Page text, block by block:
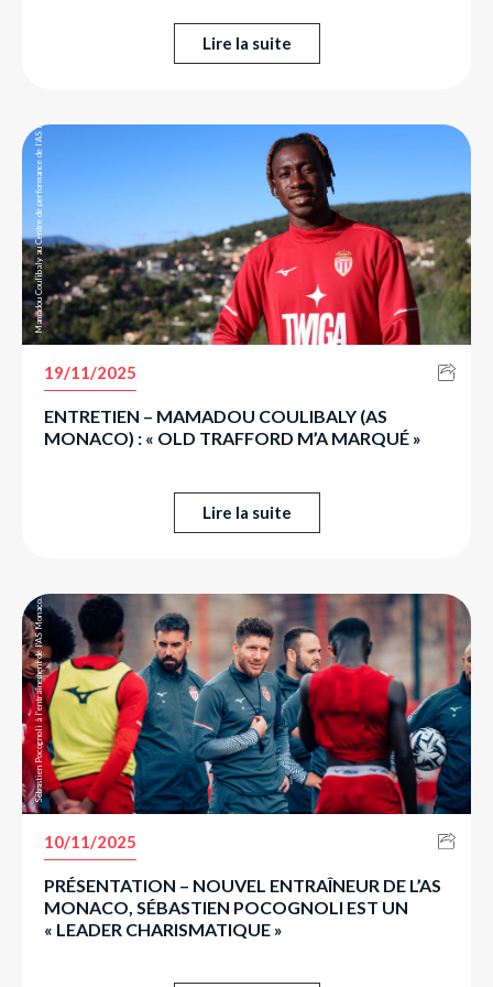
Lire la suite
Mamadou Coulibaly au Centre de performance de l’AS Monaco.
19/11/2025
ENTRETIEN – MAMADOU COULIBALY (AS
MONACO) : « OLD TRAFFORD M’A MARQUÉ »
Lire la suite
Sébastien Pocognoli à l’entraînement de l’AS Monaco.
10/11/2025
PRÉSENTATION – NOUVEL ENTRAÎNEUR DE L’AS
MONACO, SÉBASTIEN POCOGNOLI EST UN
« LEADER CHARISMATIQUE »